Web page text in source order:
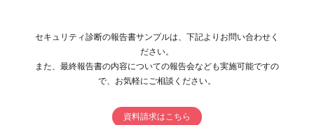
セキュリティ診断の報告書サンプルは、下記よりお問い合わせく
ださい。
また、最終報告書の内容についての報告会なども実施可能ですの
で、お気軽にご相談ください。
資料請求はこちら